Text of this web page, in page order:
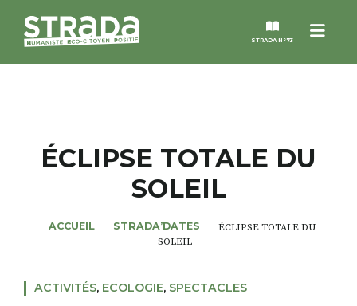
Menu
STRADA N°73
MAGAZINES
ALTER STRADA
ÉCLIPSE TOTALE DU
SOLEIL
ACCUEIL STRADA’DATES
ÉCLIPSE TOTALE DU
SOLEIL
ACTIVITÉS, ECOLOGIE, SPECTACLES